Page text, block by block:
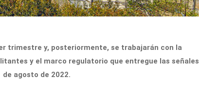
trimestre y, posteriormente, se trabajarán con la
y el marco regulatorio que entregue las señales
agosto de 2022.